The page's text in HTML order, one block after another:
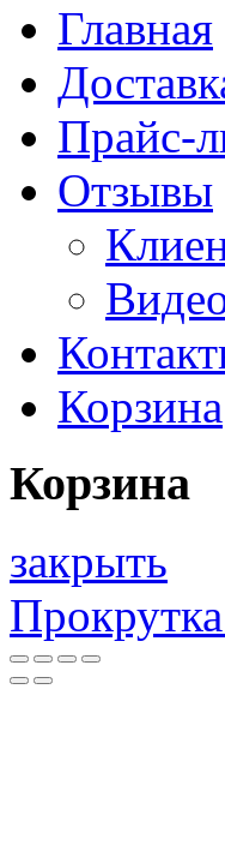
Главная
Прайс-
Отзывы
Корзина
Корзина
закрыть